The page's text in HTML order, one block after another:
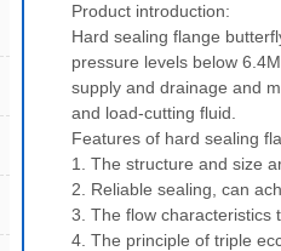
Product introduction:
Hard sealing flange
pressure levels below
supply and drainage and
and load-cutting fluid.
Features of hard sealing
1. The structure and size
2. Reliable sealing, can
3. The flow characteristics
4. The principle of triple